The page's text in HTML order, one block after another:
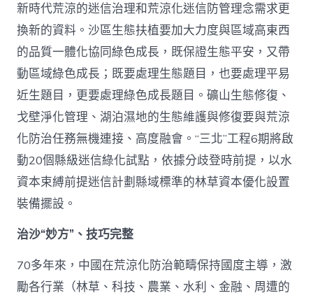
新時代荒涼的迷信治理和荒涼化迷信防管理念需求更
換新的資料。沙區生態扶植要加大力度與區域高東西
的品質一體化協同綠色成長，既保證生態平安，又帶
動區域綠色成長；既要處理生態題目，也要處理平易
近生題目，更要處理綠色成長題目。礦山生態修復、
戈壁淨化管理、湖泊濕地的生態維護與修復要與荒涼
化防治任務無機連接、高度融會。“三北”工程6期將啟
動20個縣級迷信綠化試點，依據分歧登時前提，以水
資本束縛前提迷信計劃縣域標準的林草資本優化設置
裝備擺設。
治沙“妙方”、技巧完整
70多年來，中國在荒涼化防治範疇保持國度主導，激
勵各行業（林草、科技、農業、水利、金融、周遭的